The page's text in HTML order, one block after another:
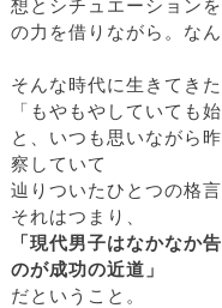
想とシチュエーション
の力を借りながら。な
そんな時代に生きてき
「もやもやしていても
と、いつも思いながら
察していて
辿りついたひとつの格言
それはつまり、
「現代男子はなかなか
のが成功の近道」
だということ。